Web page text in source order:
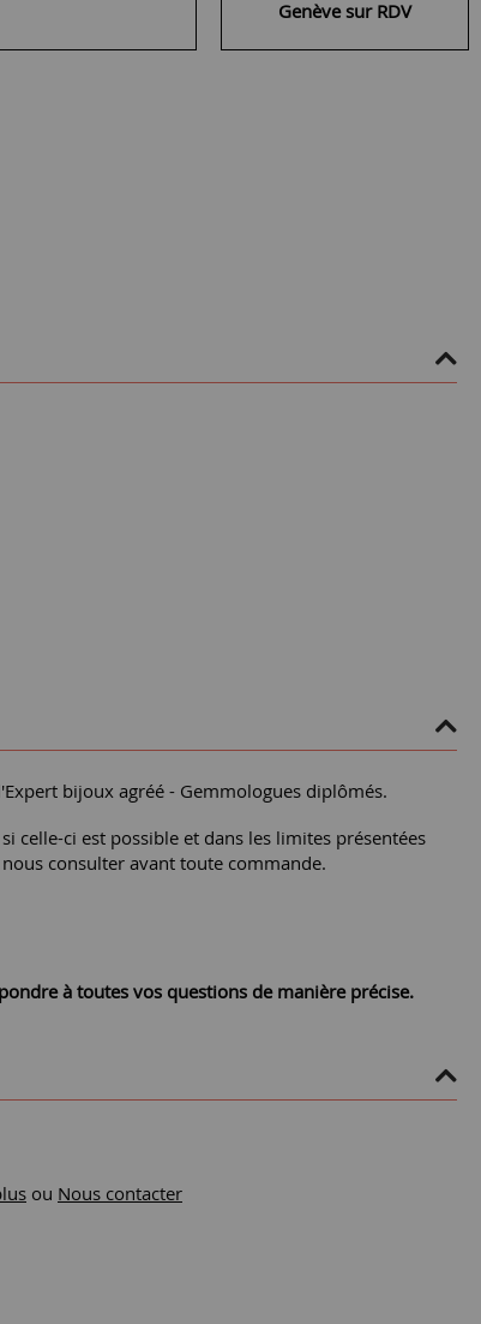
Genève sur RDV
bijoux agréé - Gemmologues diplômés.
celle-ci est possible et dans les limites présentées
consulter avant toute commande.
à toutes vos questions de manière précise.
ou Nous contacter